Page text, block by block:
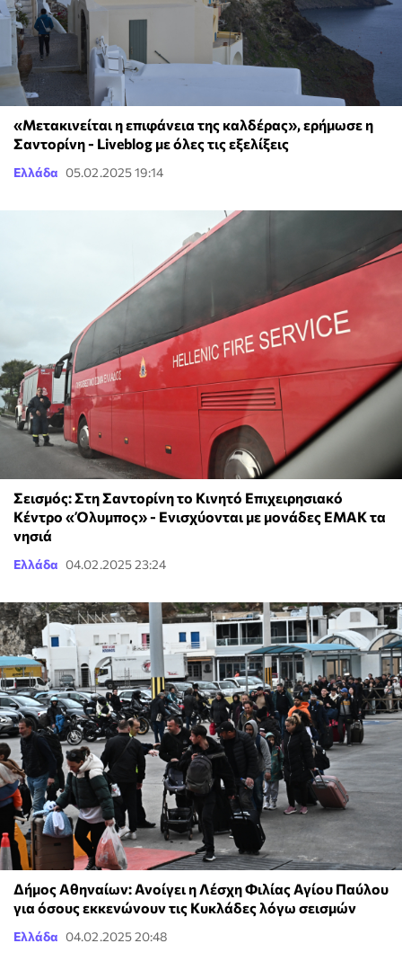
«Μετακινείται η επιφάνεια της καλδέρας», ερήμωσε η
Σαντορίνη - Liveblog με όλες τις εξελίξεις
Ελλάδα 05.02.2025 19:14
Σεισμός: Στη Σαντορίνη το Κινητό Επιχειρησιακό
Κέντρο «Όλυμπος» - Ενισχύονται με μονάδες ΕΜΑΚ τα
νησιά
Ελλάδα 04.02.2025 23:24
Δήμος Αθηναίων: Ανοίγει η Λέσχη Φιλίας Αγίου Παύλου
για όσους εκκενώνουν τις Κυκλάδες λόγω σεισμών
Ελλάδα 04.02.2025 20:48